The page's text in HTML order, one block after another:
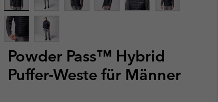
Powder Pass™ Hybrid
Puffer-Weste für Männer